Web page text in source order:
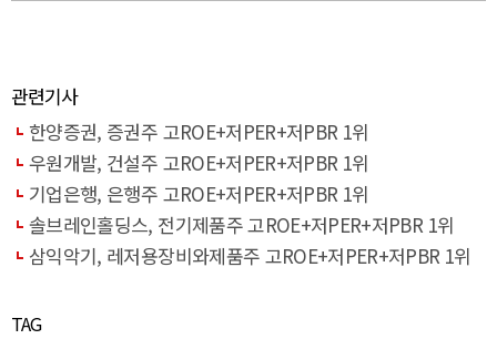
관련기사
한양증권, 증권주 고ROE+저PER+저PBR 1위
우원개발, 건설주 고ROE+저PER+저PBR 1위
기업은행, 은행주 고ROE+저PER+저PBR 1위
솔브레인홀딩스, 전기제품주 고ROE+저PER+저PBR 1위
삼익악기, 레저용장비와제품주 고ROE+저PER+저PBR 1위
TAG